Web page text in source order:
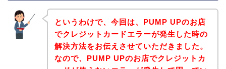
というわけで、今回は、PUMP UPのお店
でクレジットカードエラーが発生した時の
解決方法をお伝えさせていただきました。
なので、PUMP UPのお店でクレジットカ